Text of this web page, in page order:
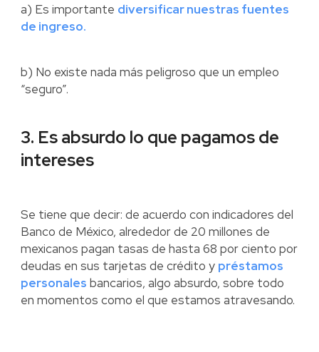
a) Es importante diversificar nuestras fuentes
de ingreso.
b) No existe nada más peligroso que un empleo
“seguro”.
3. Es absurdo lo que pagamos de
intereses
Se tiene que decir: de acuerdo con indicadores del
Banco de México, alrededor de 20 millones de
mexicanos pagan tasas de hasta 68 por ciento por
deudas en sus tarjetas de crédito y préstamos
personales bancarios, algo absurdo, sobre todo
en momentos como el que estamos atravesando.